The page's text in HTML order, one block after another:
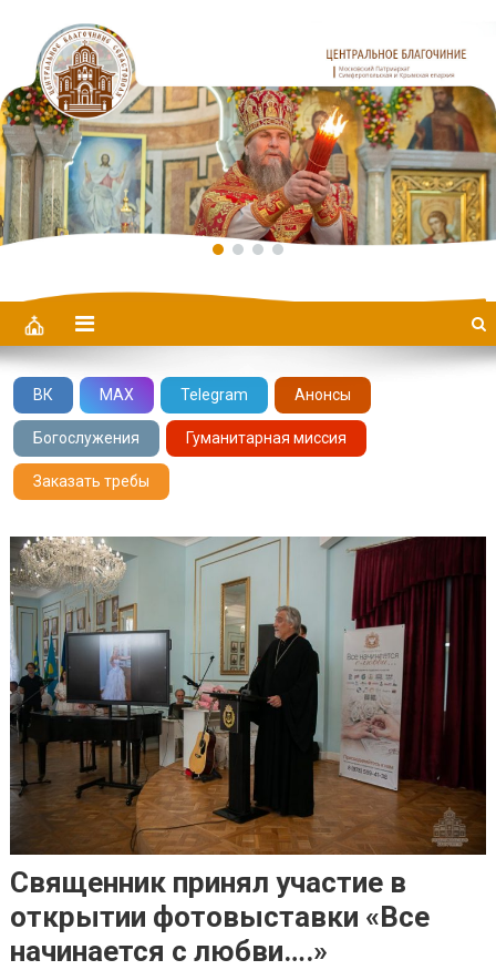
Центральное Благочиние
ВК MAX Telegram Анонсы
Богослужения Гуманитарная миссия
Заказать требы
Священник принял участие в
открытии фотовыставки «Все
начинается с любви….»